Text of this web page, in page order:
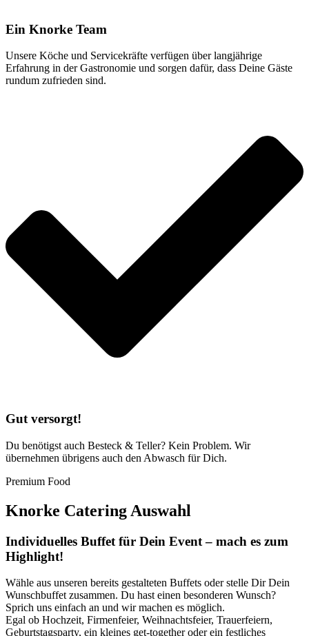
Ein Knorke Team
Unsere Köche und Servicekräfte verfügen über langjährige
Erfahrung in der Gastronomie und sorgen dafür, dass Deine Gäste
rundum zufrieden sind.
Gut versorgt!
Du benötigst auch Besteck & Teller? Kein Problem. Wir
übernehmen übrigens auch den Abwasch für Dich.
Premium Food
Knorke Catering Auswahl
Individuelles Buffet für Dein Event – mach es zum
Highlight!
Wähle aus unseren bereits gestalteten Buffets oder stelle Dir Dein
Wunschbuffet zusammen. Du hast einen besonderen Wunsch?
Sprich uns einfach an und wir machen es möglich.
Egal ob Hochzeit, Firmenfeier, Weihnachtsfeier, Trauerfeiern,
Geburtstagsparty, ein kleines get-together oder ein festliches